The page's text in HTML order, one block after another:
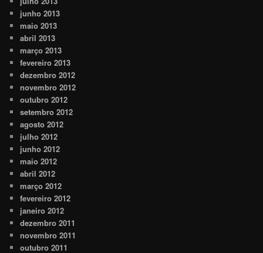
junho 2013
maio 2013
abril 2013
março 2013
fevereiro 2013
dezembro 2012
novembro 2012
outubro 2012
setembro 2012
agosto 2012
julho 2012
junho 2012
maio 2012
abril 2012
março 2012
fevereiro 2012
janeiro 2012
dezembro 2011
novembro 2011
outubro 2011